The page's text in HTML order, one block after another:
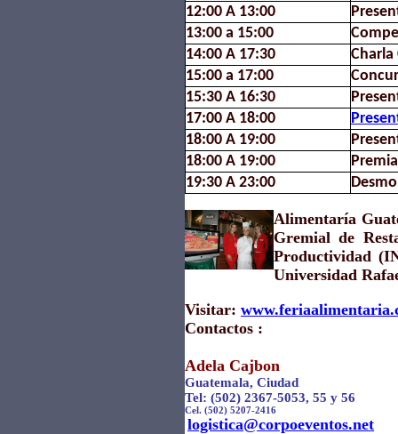
12:00 A 13:00
13:00 a 15:00
14:00 A 17:30
Charla
15:00 a 17:00
15:30 A 16:30
17:00 A 18:00
18:00 A 19:00
18:00 A 19:00
19:30 A 23:00
Alimentaría
Gremial de
Productividad
Universidad
Visitar:
Contactos :
Adela Cajbon
Guatemala, Ciudad
Tel: (502) 2367-5053, 55 y 56
Cel. (502) 5207-2416
logistica@corpoeventos.net